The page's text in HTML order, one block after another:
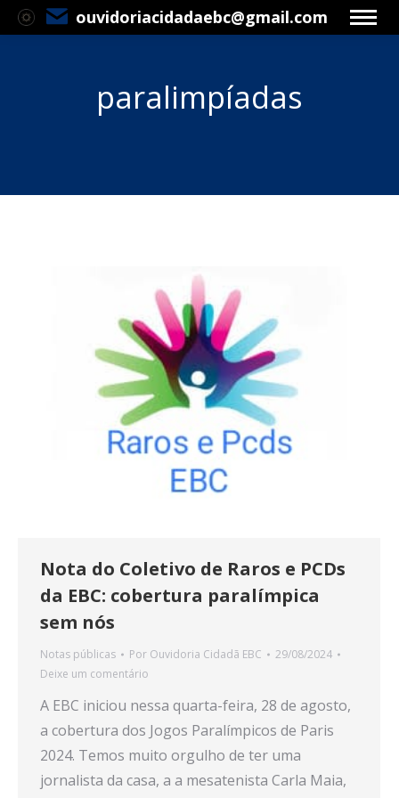
ouvidoriacidadaebc@gmail.com
paralimpíadas
Nota do Coletivo de Raros e PCDs
da EBC: cobertura paralímpica
sem nós
Notas públicas Por Ouvidoria Cidadã EBC
29/08/2024
Deixe um comentário
A EBC iniciou nessa quarta-feira, 28 de agosto,
a cobertura dos Jogos Paralímpicos de Paris
2024. Temos muito orgulho de ter uma
jornalista da casa, a a mesatenista Carla Maia,